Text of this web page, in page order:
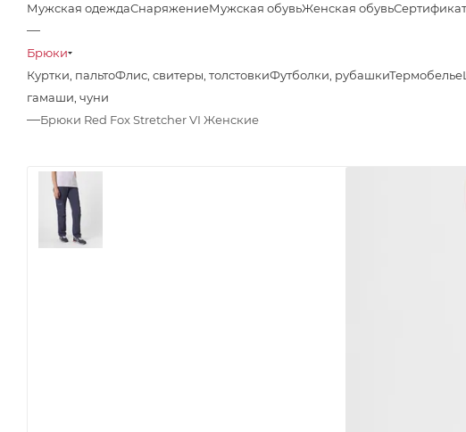
Мужская одеждаСнаряжениеМужская обувьЖенская обувь
—
Брюки
Куртки, пальтоФлис, свитеры, толстовкиФутболки, рубашкиТермобелье
гамаши, чуни
—Брюки Red Fox Stretcher VI Женские